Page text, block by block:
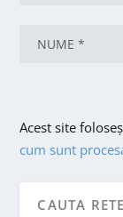
Acest site
cum sunt